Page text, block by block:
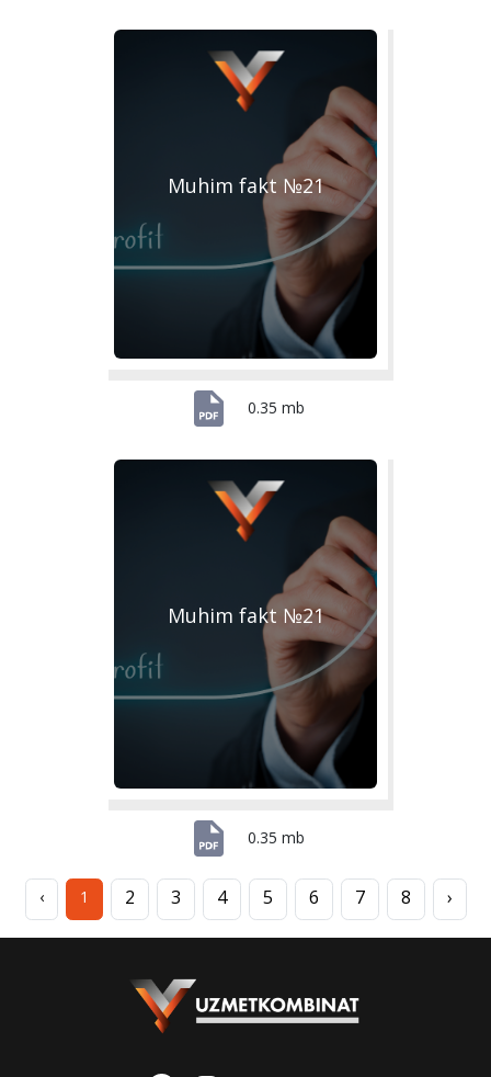
Muhim fakt №21
0.35 mb
Muhim fakt №21
0.35 mb
‹ 1 2 3 4 5 6 7 8 ›